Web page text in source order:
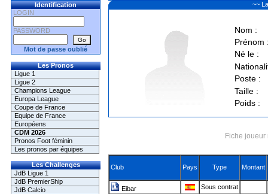
Identification
LOGIN
PASSWORD
Mot de passe oublié
Les Pronos
Ligue 1
Ligue 2
Champions League
Europa League
Coupe de France
Equipe de France
Européens
CDM 2026
Pronos Foot féminin
Les pronos par équipes
Les Challenges
JdB Ligue 1
JdB PremierShip
JdB Calcio
~~
Nom :
Prénom
Né le :
Poste :
Taille :
Poids :
Fiche
Club Pays Type Montant
Eibar Sous contrat